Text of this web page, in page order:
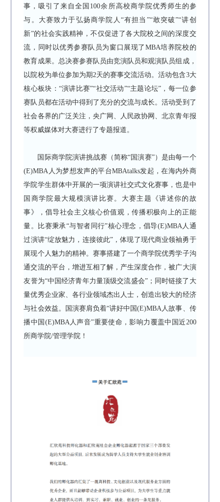
事，吸引了来自全国100余所高校商学院优秀师生的参
与。大赛致力于弘扬商学院人“有担当”“敢突破”“讲创
新”的社会实践精神，不仅促进了各大院校之间的深度交
流，同时以优秀参赛队员为窗口展现了MBA培养院校的
教育成果。总决赛参赛队员由竞演队员和观演队员组成，
以院校为单位参加为期2天的赛事交流活动。活动包含3大
核心板块：“演讲比赛”“社交活动”“主题论坛”，每一位参
赛队员都在活动中得到了充分的交流与成长。活动受到了
社会各界的广泛关注，央广网、人民政协网、北京青年报
等权威媒体对大赛进行了专题报道。
国际商学院演讲挑战赛（简称“国演赛”）是由每一个
(E)MBA人为梦想发声的平台MBAtalks发起，在海内外商
学院学生群体中开展的一项演讲社交式文化赛事，也是中
国商学院最大规模演讲比赛。大赛主题《讲述你的故
事》，倡导社会主义核心价值观，传播积极向上的正能
量。比赛秉承“与智者同行”核心理念，倡导(E)MBA人通
过演讲“绽放魅力，连接彼此”，体现了现代商业领袖勇于
展现个人魅力的精神。赛事搭建了一个商学院优秀学子沟
通交流的平台，增进互相了解，产生深度合作，被广大演
友誉为“中国经济青年力量顶级交流盛会”；同时链接了大
量优秀企业家、各行业领域杰出人士，创造出较大的经济
与社会效益。国演赛肩负着“讲好中国(E)MBA人故事、传
播中国(E)MBA人声音”重要使命，影响力覆盖中国近200
所商学院/管理学院！